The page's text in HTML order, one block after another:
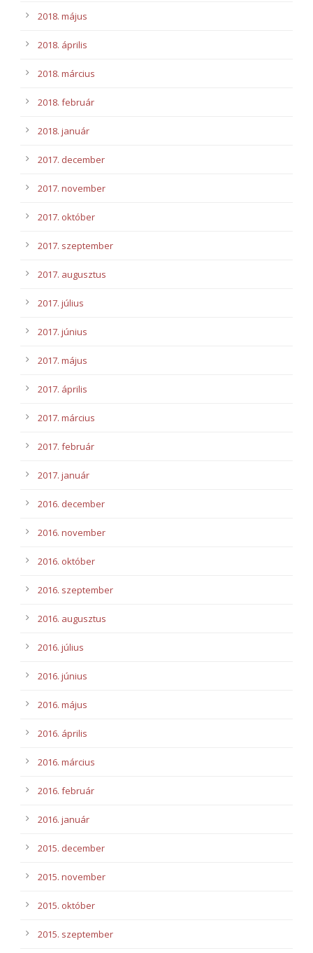
2018. május
2018. április
2018. március
2018. február
2018. január
2017. december
2017. november
2017. október
2017. szeptember
2017. augusztus
2017. július
2017. június
2017. május
2017. április
2017. március
2017. február
2017. január
2016. december
2016. november
2016. október
2016. szeptember
2016. augusztus
2016. július
2016. június
2016. május
2016. április
2016. március
2016. február
2016. január
2015. december
2015. november
2015. október
2015. szeptember